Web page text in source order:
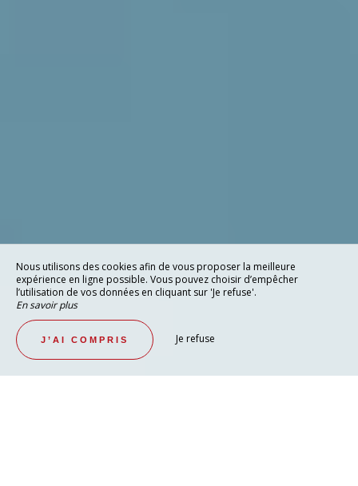
Nous utilisons des cookies afin de vous proposer la meilleure
expérience en ligne possible. Vous pouvez choisir d’empêcher
l’utilisation de vos données en cliquant sur 'Je refuse'.
En savoir plus
J’AI COMPRIS Je refuse